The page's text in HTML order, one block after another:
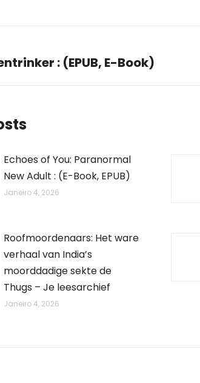
: (EPUB, E-Book)
Echoes of You: Paranormal
New Adult : (E-Book, EPUB)
Janeiro 4, 2026
Roofmoordenaars: Het ware
verhaal van India’s
moorddadige sekte de
Thugs – Je leesarchief
Janeiro 4, 2026